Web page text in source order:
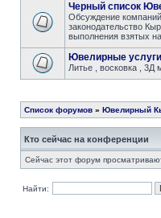
Черный список
Обсуждение
законодательство
выполнения взятых
Ювелирные
Литье , восковка , 3Д
Список форумов » Ювелирный
Кто сейчас на конференции
Сейчас этот форум
Найти: